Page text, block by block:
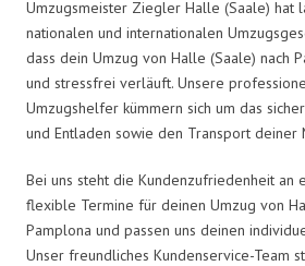
Umzugsmeister Ziegler Halle (Saale) hat
nationalen und internationalen
dass dein Umzug von Halle (Saale) nach
und stressfrei verläuft. Unsere
Umzugshelfer kümmern sich um das
und Entladen sowie den Transport deiner
Bei uns steht die Kundenzufriedenheit an
flexible Termine für deinen Umzug von
Pamplona und passen uns deinen
Unser freundliches Kundenservice-Team